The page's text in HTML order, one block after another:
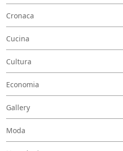
Cronaca
Cucina
Cultura
Economia
Gallery
Moda